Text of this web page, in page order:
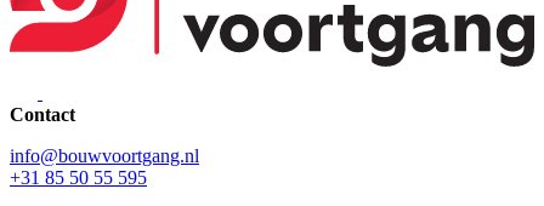
Contact
info@bouwvoortgang.nl
+31 85 50 55 595